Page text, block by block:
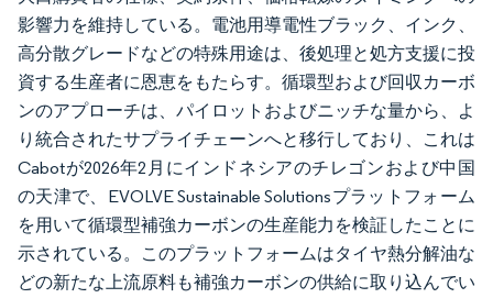
影響力を維持している。電池用導電性ブラック、インク、
高分散グレードなどの特殊用途は、後処理と処方支援に投
資する生産者に恩恵をもたらす。循環型および回収カーボ
ンのアプローチは、パイロットおよびニッチな量から、よ
り統合されたサプライチェーンへと移行しており、これは
Cabotが2026年2月にインドネシアのチレゴンおよび中国
の天津で、EVOLVE Sustainable Solutionsプラットフォーム
を用いて循環型補強カーボンの生産能力を検証したことに
示されている。このプラットフォームはタイヤ熱分解油な
どの新たな上流原料も補強カーボンの供給に取り込んでい